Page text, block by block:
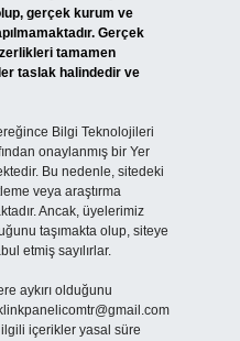
gerçek kurum ve
Gerçek
tamamen
taslak halindedir ve
Bilgi Teknolojileri
onaylanmış bir Yer
Bu nedenle, sitedeki
veya araştırma
Ancak, üyelerimiz
taşımakta olup, siteye
etmiş sayılırlar.
aykırı olduğunu
içerikler yasal süre